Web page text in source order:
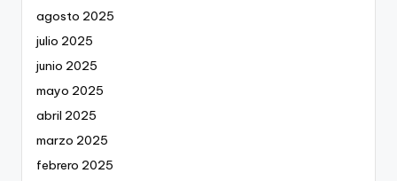
agosto 2025
julio 2025
junio 2025
mayo 2025
abril 2025
marzo 2025
febrero 2025